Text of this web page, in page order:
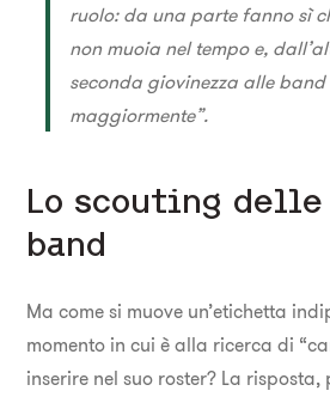
ruolo: da una parte fanno sì
non muoia nel tempo e,
seconda giovinezza alle
maggiormente”.
Lo scouting delle
band
Ma come si muove un’etichetta
momento in cui è alla ricerca di
inserire nel suo roster? La risposta,